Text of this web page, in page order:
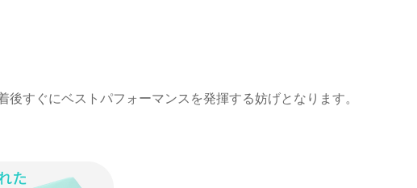
すぐにベストパフォーマンスを発揮する妨げとなります。